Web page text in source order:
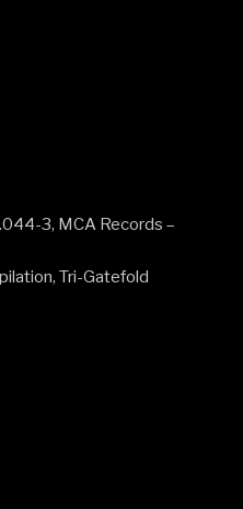
3, MCA Records –
Tri-Gatefold